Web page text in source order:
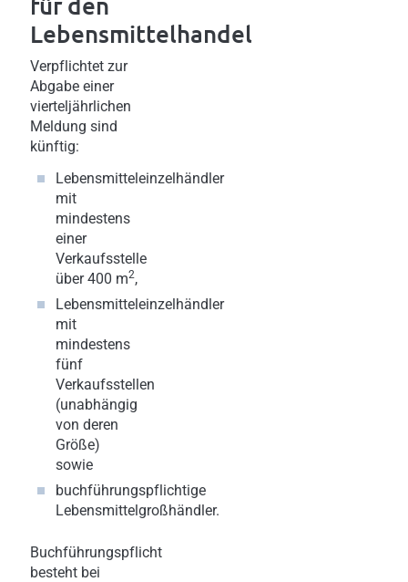
Lebensmittelhandel
Verpflichtet zur
Abgabe einer
vierteljährlichen
Meldung sind
künftig:
Lebensmitteleinzelhändler
mit
mindestens
einer
Verkaufsstelle
über 400 m2,
Lebensmitteleinzelhändler
mit
mindestens
fünf
Verkaufsstellen
(unabhängig
von deren
Größe)
sowie
buchführungspflichtige
Lebensmittelgroßhändler.
Buchführungspflicht
besteht bei